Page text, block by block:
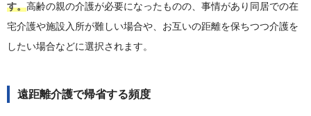
す。高齢の親の介護が必要になったものの、事情があり同居での在
宅介護や施設入所が難しい場合や、お互いの距離を保ちつつ介護を
したい場合などに選択されます。
遠距離介護で帰省する頻度